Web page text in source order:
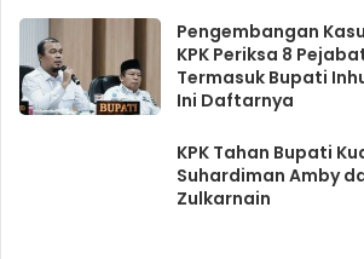
Pengembangan
KPK Periksa 8
Termasuk Bupati
Ini Daftarnya
KPK Tahan Bupati
Suhardiman Amby
Zulkarnain